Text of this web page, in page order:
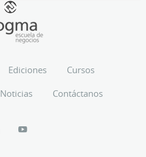
Ediciones
Cursos
Noticias Contáctanos